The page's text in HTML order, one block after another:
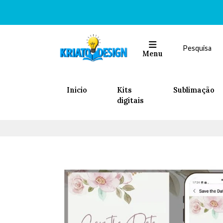
Menu
Inicio
Kits
digitais
Sublimação